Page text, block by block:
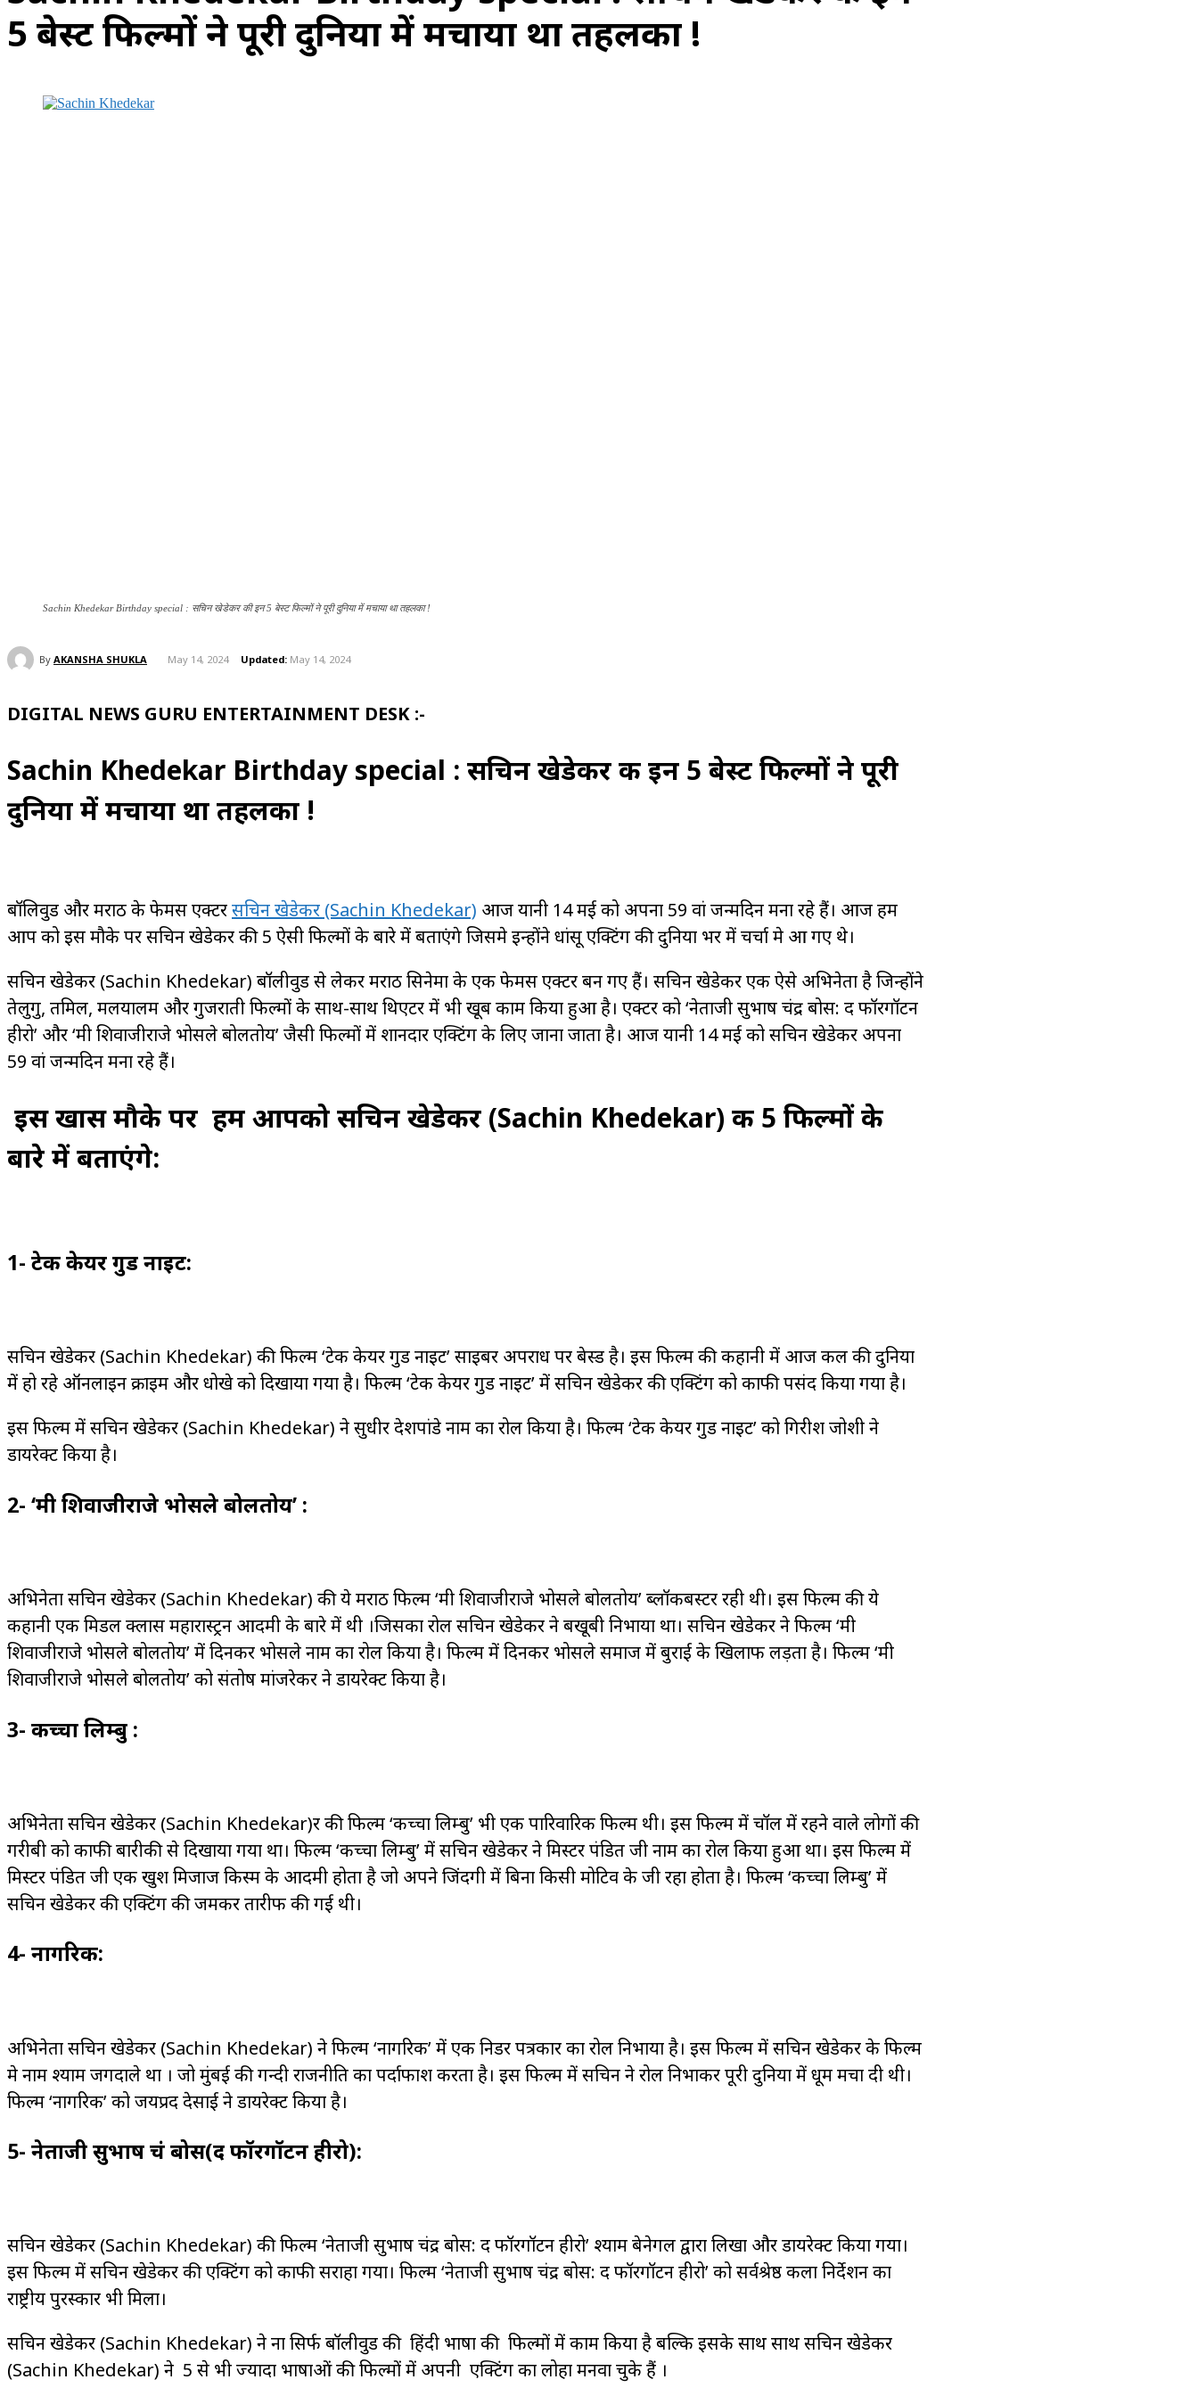
5 बेस्ट फिल्मों ने पूरी दुनिया में मचाया था तहलका !
Sachin Khedekar Birthday special : सचिन खेडेकर की इन 5 बेस्ट फिल्मों ने पूरी दुनिया में मचाया था तहलका !
By AKANSHA SHUKLA May 14, 2024 Updated: May 14, 2024
DIGITAL NEWS GURU ENTERTAINMENT DESK :-
Sachin Khedekar Birthday special : सचिन खेडेकर की इन 5 बेस्ट फिल्मों ने पूरी
दुनिया में मचाया था तहलका !
बॉलिवुड और मराठी के फेमस एक्टरसचिन खेडेकर (Sachin Khedekar) आज यानी 14 मई को अपना 59 वां जन्मदिन मना रहे हैं। आज हम
आप को इस मौके पर सचिन खेडेकर की 5 ऐसी फिल्मों के बारे में बताएंगे जिसमे इन्होंने धांसू एक्टिंग की दुनिया भर में चर्चा मे आ गए थे।
सचिन खेडेकर (Sachin Khedekar) बॉलीवुड से लेकर मराठी सिनेमा के एक फेमस एक्टर बन गए हैं। सचिन खेडेकर एक ऐसे अभिनेता है जिन्होंने
तेलुगु, तमिल, मलयालम और गुजराती फिल्मों के साथ-साथ थिएटर में भी खूब काम किया हुआ है। एक्टर को ‘नेताजी सुभाष चंद्र बोस: द फॉरगॉटन
हीरो’ और ‘मी शिवाजीराजे भोसले बोलतोय’ जैसी फिल्मों में शानदार एक्टिंग के लिए जाना जाता है। आज यानी 14 मई को सचिन खेडेकर अपना
59 वां जन्मदिन मना रहे हैं।
इस खास मौके पर हम आपको सचिन खेडेकर (Sachin Khedekar) की 5 फिल्मों के
बारे में बताएंगे:
1- टेक केयर गुड नाइट:
सचिन खेडेकर (Sachin Khedekar) की फिल्म ‘टेक केयर गुड नाइट’ साइबर अपराध पर बेस्ड है। इस फिल्म की कहानी में आज कल की दुनिया
में हो रहे ऑनलाइन क्राइम और धोखे को दिखाया गया है। फिल्म ‘टेक केयर गुड नाइट’ में सचिन खेडेकर की एक्टिंग को काफी पसंद किया गया है।
इस फिल्म में सचिन खेडेकर (Sachin Khedekar) ने सुधीर देशपांडे नाम का रोल किया है। फिल्म ‘टेक केयर गुड नाइट’ को गिरीश जोशी ने
डायरेक्ट किया है।
2- ‘मी शिवाजीराजे भोसले बोलतोय’ :
अभिनेता सचिन खेडेकर (Sachin Khedekar) की ये मराठी फिल्म ‘मी शिवाजीराजे भोसले बोलतोय’ ब्लॉकबस्टर रही थी। इस फिल्म की ये
कहानी एक मिडल क्लास महारास्ट्रन आदमी के बारे में थी ।जिसका रोल सचिन खेडेकर ने बखूबी निभाया था। सचिन खेडेकर ने फिल्म ‘मी
शिवाजीराजे भोसले बोलतोय’ में दिनकर भोसले नाम का रोल किया है। फिल्म में दिनकर भोसले समाज में बुराई के खिलाफ लड़ता है। फिल्म ‘मी
शिवाजीराजे भोसले बोलतोय’ को संतोष मांजरेकर ने डायरेक्ट किया है।
3- कच्चा लिम्बु :
अभिनेता सचिन खेडेकर (Sachin Khedekar)र की फिल्म ‘कच्चा लिम्बु’ भी एक पारिवारिक फिल्म थी। इस फिल्म में चॉल में रहने वाले लोगों की
गरीबी को काफी बारीकी से दिखाया गया था। फिल्म ‘कच्चा लिम्बु’ में सचिन खेडेकर ने मिस्टर पंडित जी नाम का रोल किया हुआ था। इस फिल्म में
मिस्टर पंडित जी एक खुश मिजाज किस्म के आदमी होता है जो अपने जिंदगी में बिना किसी मोटिव के जी रहा होता है। फिल्म ‘कच्चा लिम्बु’ में
सचिन खेडेकर की एक्टिंग की जमकर तारीफ की गई थी।
4- नागरिक:
अभिनेता सचिन खेडेकर (Sachin Khedekar) ने फिल्म ‘नागरिक’ में एक निडर पत्रकार का रोल निभाया है। इस फिल्म में सचिन खेडेकर के फिल्म
मे नाम श्याम जगदाले था । जो मुंबई की गन्दी राजनीति का पर्दाफाश करता है। इस फिल्म में सचिन ने रोल निभाकर पूरी दुनिया में धूम मचा दी थी।
फिल्म ‘नागरिक’ को जयप्रद देसाई ने डायरेक्ट किया है।
5- नेताजी सुभाष चंद्र बोस(द फॉरगॉटन हीरो):
सचिन खेडेकर (Sachin Khedekar) की फिल्म ‘नेताजी सुभाष चंद्र बोस: द फॉरगॉटन हीरो’ श्याम बेनेगल द्वारा लिखा और डायरेक्ट किया गया।
इस फिल्म में सचिन खेडेकर की एक्टिंग को काफी सराहा गया। फिल्म ‘नेताजी सुभाष चंद्र बोस: द फॉरगॉटन हीरो’ को सर्वश्रेष्ठ कला निर्देशन का
राष्ट्रीय पुरस्कार भी मिला।
सचिन खेडेकर (Sachin Khedekar) ने ना सिर्फ बॉलीवुड की हिंदी भाषा की फिल्मों में काम किया है बल्कि इसके साथ साथ सचिन खेडेकर
(Sachin Khedekar) ने 5 से भी ज्यादा भाषाओं की फिल्मों में अपनी एक्टिंग का लोहा मनवा चुके हैं ।